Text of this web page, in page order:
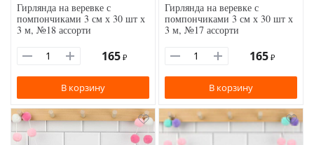
Гирлянда на веревке с
помпончиками 3 см х 30 шт х
3 м, №18 ассорти
165 ₽
В корзину
Гирлянда на веревке с
помпончиками 3 см х 30 шт х
3 м, №17 ассорти
165 ₽
В корзину